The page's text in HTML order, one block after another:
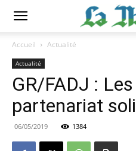
Accueil Actualité
Actualité
GR/FADJ :
partenariat
06/05/2019 1384